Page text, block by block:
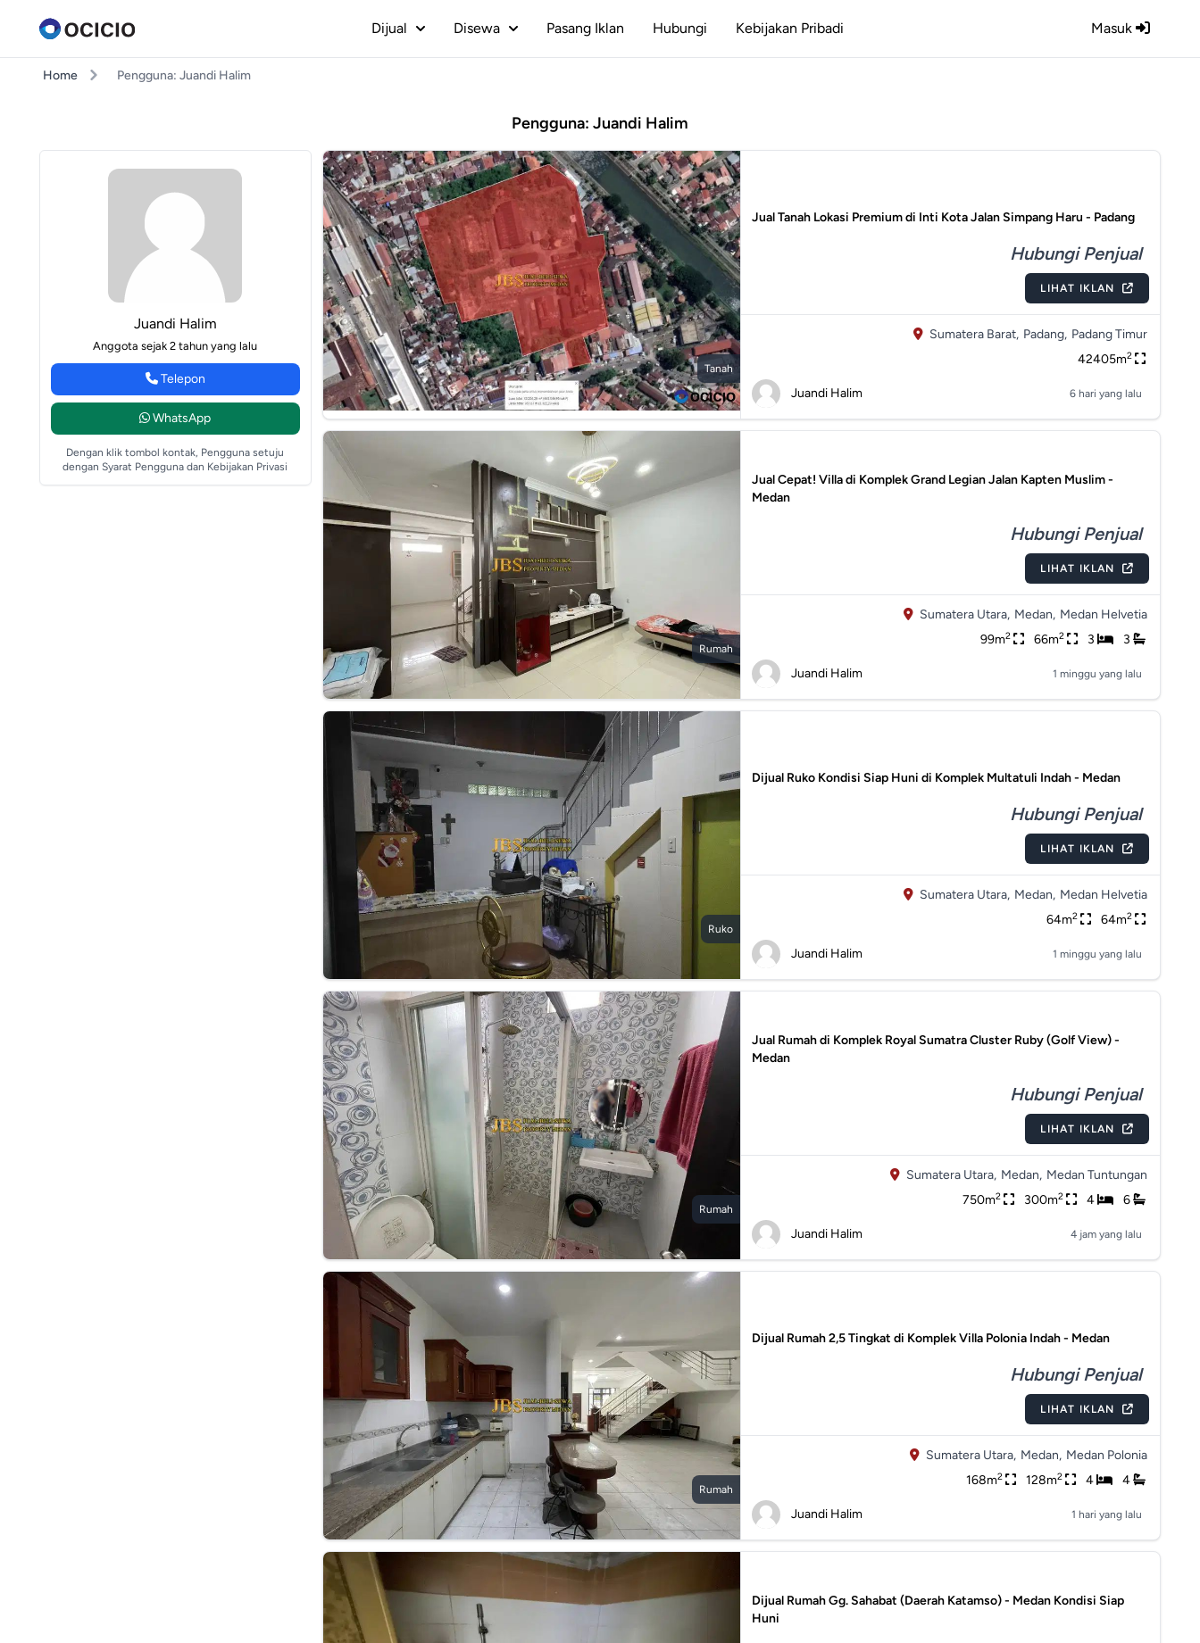
Masuk
Dijual Disewa Pasang Iklan Hubungi Kebijakan Pribadi
Home Pengguna: Juandi Halim
Pengguna: Juandi Halim
Juandi Halim
Anggota sejak 2 tahun yang lalu
Telepon
WhatsApp
Dengan klik tombol kontak, Pengguna setuju
dengan Syarat Pengguna dan Kebijakan Privasi
Tanah
Jual Tanah Lokasi Premium di Inti Kota Jalan Simpang Haru - Padang
Hubungi Penjual
LIHAT IKLAN
Sumatera Barat, Padang, Padang Timur
42405m2
Juandi Halim 6 hari yang lalu
Rumah
Jual Cepat! Villa di Komplek Grand Legian Jalan Kapten Muslim -
Medan
Hubungi Penjual
LIHAT IKLAN
Sumatera Utara, Medan, Medan Helvetia
99m2 66m2 3 3
Juandi Halim 1 minggu yang lalu
Ruko
Dijual Ruko Kondisi Siap Huni di Komplek Multatuli Indah - Medan
Hubungi Penjual
LIHAT IKLAN
Sumatera Utara, Medan, Medan Helvetia
64m2 64m2
Juandi Halim 1 minggu yang lalu
Rumah
Jual Rumah di Komplek Royal Sumatra Cluster Ruby (Golf View) -
Medan
Hubungi Penjual
LIHAT IKLAN
Sumatera Utara, Medan, Medan Tuntungan
750m2 300m2 4 6
Juandi Halim 4 jam yang lalu
Rumah
Dijual Rumah 2,5 Tingkat di Komplek Villa Polonia Indah - Medan
Hubungi Penjual
LIHAT IKLAN
Sumatera Utara, Medan, Medan Polonia
168m2 128m2 4 4
Juandi Halim 1 hari yang lalu
Dijual Rumah Gg. Sahabat (Daerah Katamso) - Medan Kondisi Siap
Huni